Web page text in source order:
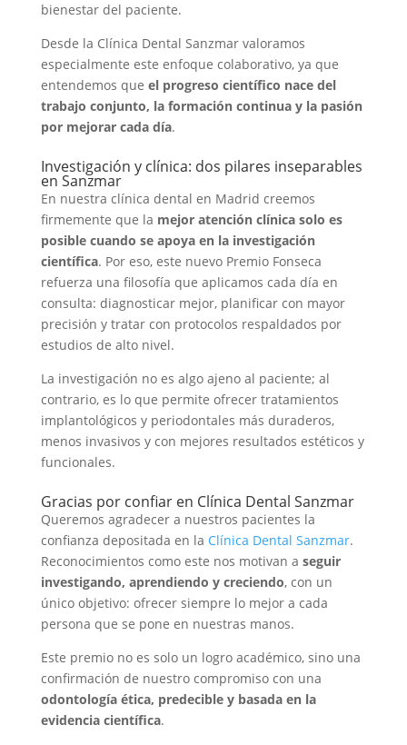
bienestar del paciente.
Desde la Clínica Dental Sanzmar valoramos
especialmente este enfoque colaborativo, ya que
entendemos que el progreso científico nace del
trabajo conjunto, la formación continua y la pasión
por mejorar cada día.
Investigación y clínica: dos pilares inseparables
en Sanzmar
En nuestra clínica dental en Madrid creemos
firmemente que la mejor atención clínica solo es
posible cuando se apoya en la investigación
científica. Por eso, este nuevo Premio Fonseca
refuerza una filosofía que aplicamos cada día en
consulta: diagnosticar mejor, planificar con mayor
precisión y tratar con protocolos respaldados por
estudios de alto nivel.
La investigación no es algo ajeno al paciente; al
contrario, es lo que permite ofrecer tratamientos
implantológicos y periodontales más duraderos,
menos invasivos y con mejores resultados estéticos y
funcionales.
Gracias por confiar en Clínica Dental Sanzmar
Queremos agradecer a nuestros pacientes la
confianza depositada en la Clínica Dental Sanzmar.
Reconocimientos como este nos motivan a seguir
investigando, aprendiendo y creciendo, con un
único objetivo: ofrecer siempre lo mejor a cada
persona que se pone en nuestras manos.
Este premio no es solo un logro académico, sino una
confirmación de nuestro compromiso con una
odontología ética, predecible y basada en la
evidencia científica.